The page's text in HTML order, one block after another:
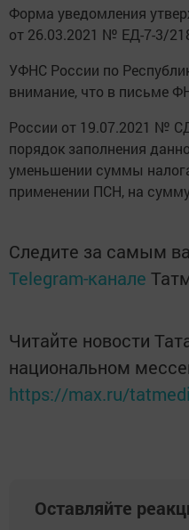
Форма уведомления
от 26.03.2021 № ЕД-7-3/
УФНС России по
внимание, что в письме
России от 19.07.2021 №
порядок заполнения
уменьшении суммы
применении ПСН, на
Следите за самым
Telegram-канале
Читайте новости
национальном
https://max.ru/
Оставляйте